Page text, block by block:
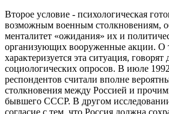
Второе условие - психологическая
возможным военным столкновениям,
менталитет «ожидания» их и
организующих вооруженные акции. О
характеризуется эта ситуация, говорят
социологических опросов. В июле
респондентов считали вполне
столкновения между Россией и
бывшего СССР. В другом
согласие с тем, что Россия должна